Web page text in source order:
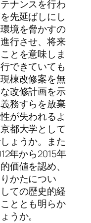
ナンスを行わ
先延ばしにし
境を脅かすの
行させ、将来
とを意味しま
できていても
棟改修案を無
改修計画を示
務すらを放棄
が失われるよ
都大学として
ょうか。また
年から2015年
価値を認め、
かたについ
ての歴史的経
ととも明らか
うか。